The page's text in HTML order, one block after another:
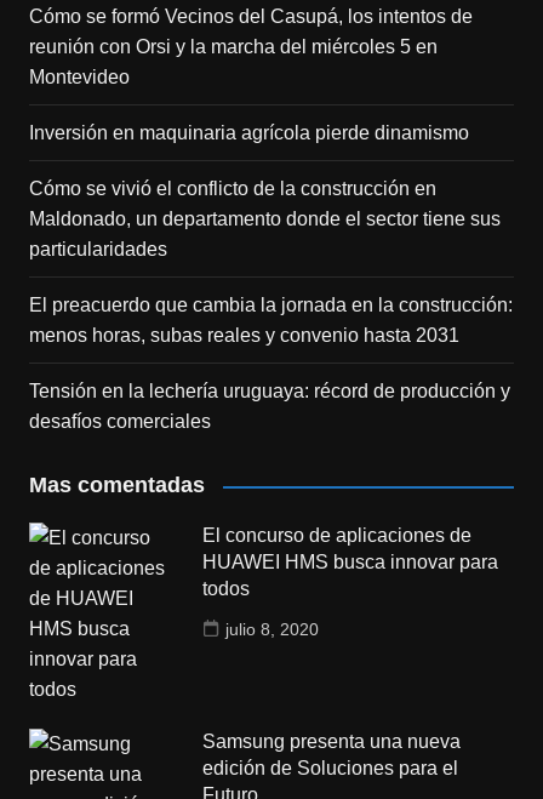
Cómo se formó Vecinos del Casupá, los intentos de
reunión con Orsi y la marcha del miércoles 5 en
Montevideo
Inversión en maquinaria agrícola pierde dinamismo
Cómo se vivió el conflicto de la construcción en
Maldonado, un departamento donde el sector tiene sus
particularidades
El preacuerdo que cambia la jornada en la construcción:
menos horas, subas reales y convenio hasta 2031
Tensión en la lechería uruguaya: récord de producción y
desafíos comerciales
Mas comentadas
El concurso de aplicaciones de
HUAWEI HMS busca innovar para
todos
julio 8, 2020
Samsung presenta una nueva
edición de Soluciones para el